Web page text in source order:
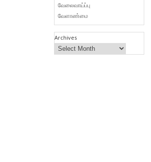
வேலைவாய்ப்பு
வேளாண்மை
Archives